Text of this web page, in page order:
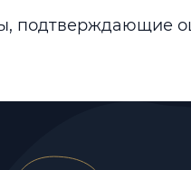
подтверждающие